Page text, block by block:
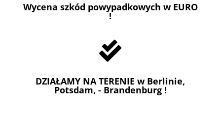
Wycena szkód powypadkowych w EURO
!

DZIAŁAMY NA TERENIE w Berlinie,
Potsdam, - Brandenburg !